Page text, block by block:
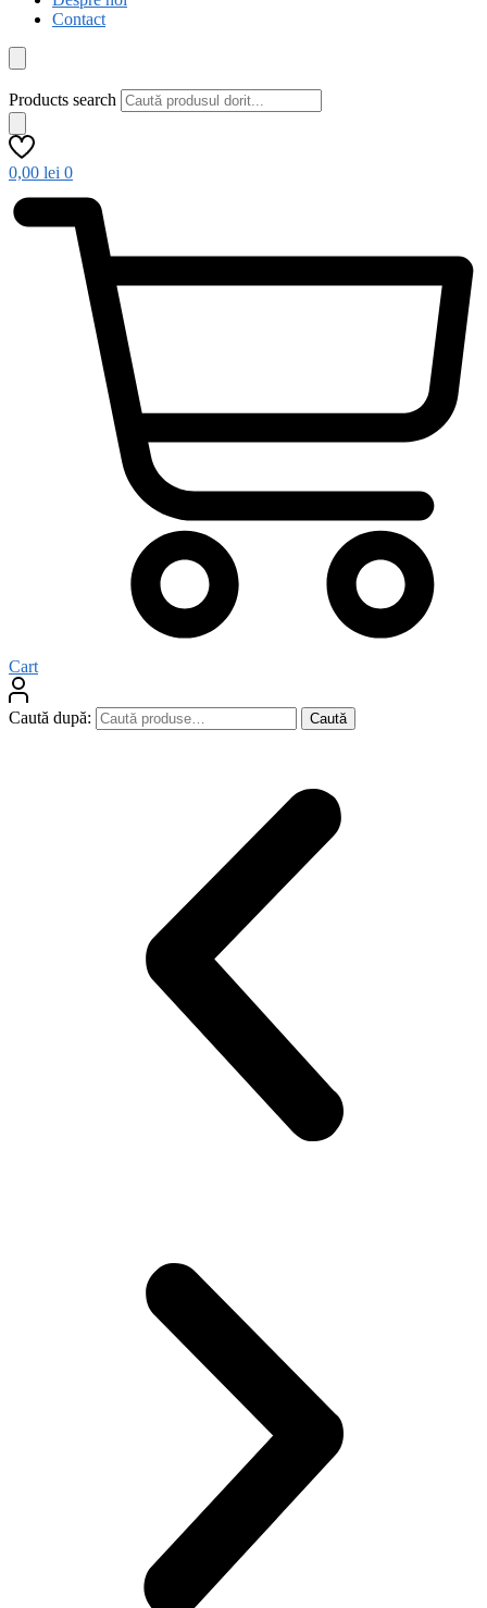
Contact
Products search
0,00 lei 0
Cart
Caută după: Caută